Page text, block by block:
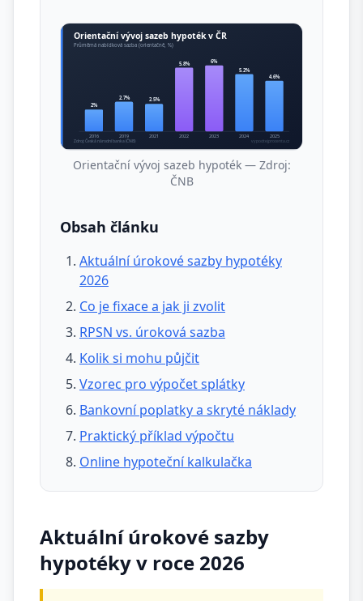
Orientační vývoj sazeb hypoték — Zdroj:
ČNB
Obsah článku
Aktuální úrokové sazby hypotéky
2026
Co je fixace a jak ji zvolit
RPSN vs. úroková sazba
Kolik si mohu půjčit
Vzorec pro výpočet splátky
Bankovní poplatky a skryté náklady
Praktický příklad výpočtu
Online hypoteční kalkulačka
Aktuální úrokové sazby
hypotéky v roce 2026